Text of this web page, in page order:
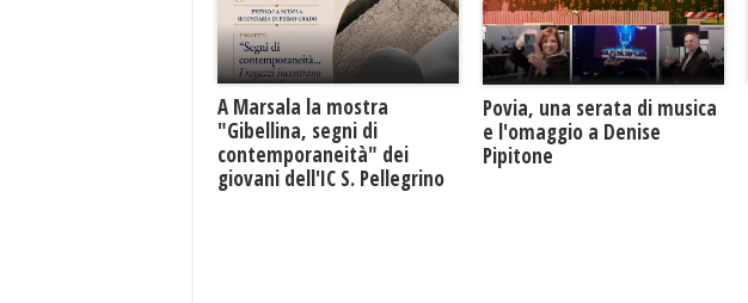
A Marsala la mostra
"Gibellina, segni di
contemporaneità" dei
giovani dell'IC S. Pellegrino
Povia, una serata di musica
e l'omaggio a Denise
Pipitone